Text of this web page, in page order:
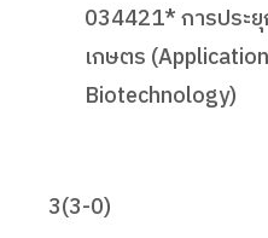
034421* การประยุ
เกษตร
Biotechnology)
3(3-0)